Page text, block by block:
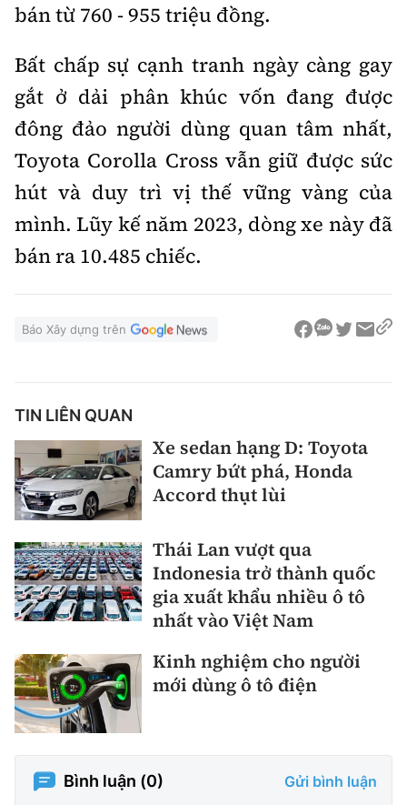
bán từ 760 - 955 triệu đồng.
Bất chấp sự cạnh tranh ngày càng gay
gắt ở dải phân khúc vốn đang được
đông đảo người dùng quan tâm nhất,
Toyota Corolla Cross vẫn giữ được sức
hút và duy trì vị thế vững vàng của
mình. Lũy kế năm 2023, dòng xe này đã
bán ra 10.485 chiếc.
Báo Xây dựng trên
TIN LIÊN QUAN
Xe sedan hạng D: Toyota
Camry bứt phá, Honda
Accord thụt lùi
Thái Lan vượt qua
Indonesia trở thành quốc
gia xuất khẩu nhiều ô tô
nhất vào Việt Nam
Kinh nghiệm cho người
mới dùng ô tô điện
Bình luận (0) Gửi bình luận